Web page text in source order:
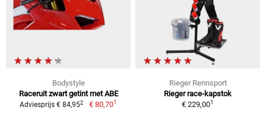
Bodystyle
Raceruit zwart getint met ABE
Adviesprijs € 84,952 € 80,701
Rieger Rennsport
Rieger race-kapstok
€ 229,001